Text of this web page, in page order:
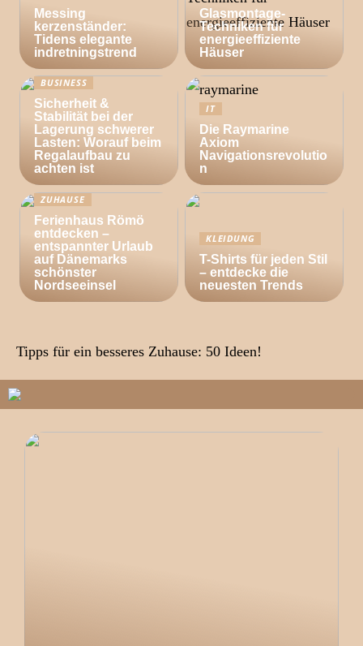
Messing
kerzenständer:
Tidens elegante
indretningstrend
Glasmontage-
Techniken für
energieeffiziente
Häuser
BUSINESS
Sicherheit &
Stabilität bei der
Lagerung schwerer
Lasten: Worauf beim
Regalaufbau zu
achten ist
IT
Die Raymarine
Axiom
Navigationsrevolutio
n
ZUHAUSE
Ferienhaus Römö
entdecken –
entspannter Urlaub
auf Dänemarks
schönster
Nordseeinsel
KLEIDUNG
T-Shirts für jeden Stil
– entdecke die
neuesten Trends
Tipps für ein besseres Zuhause: 50 Ideen!